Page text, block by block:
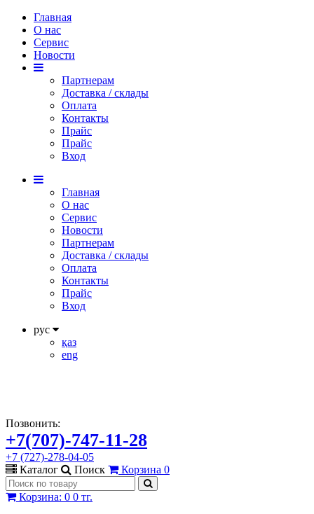
Главная
О нас
Сервис
Новости
Партнерам
Доставка / склады
Оплата
Контакты
Прайс
Прaйс
Вход
Главная
О нас
Сервис
Новости
Партнерам
Доставка / склады
Оплата
Контакты
Прайс
Вход
рус
қаз
eng
Позвонить:
+7(707)-747-11-28
+7 (727)-278-04-05
Каталог
Поиск Корзина 0
Корзина: 0 0 тг.